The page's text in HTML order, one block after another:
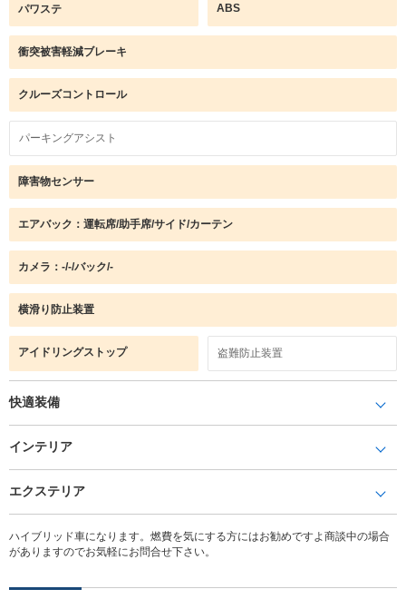
パワステ ABS
衝突被害軽減ブレーキ
クルーズコントロール
パーキングアシスト
障害物センサー
エアバック：運転席/助手席/サイド/カーテン
カメラ：-/-/バック/-
横滑り防止装置
アイドリングストップ 盗難防止装置
快適装備
インテリア
エクステリア
ハイブリッド車になります。燃費を気にする方にはお勧めですよ商談中の場合
がありますのでお気軽にお問合せ下さい。